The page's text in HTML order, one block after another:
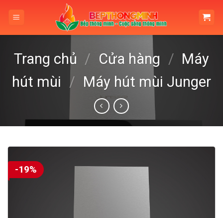
Trang chủ / Cửa hàng / Máy
hút mùi / Máy hút mùi Junger
-19%